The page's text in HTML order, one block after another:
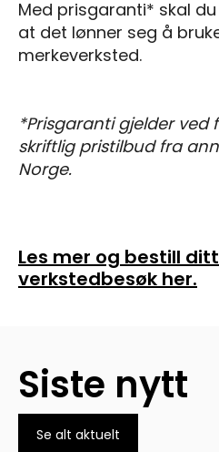
Med prisgaranti* skal
at det lønner seg å
merkeverksted.
*Prisgaranti gjelder ved
skriftlig pristilbud fra
Norge.
Les mer og bestill
verkstedbesøk her.
Siste nytt
Se alt aktuelt